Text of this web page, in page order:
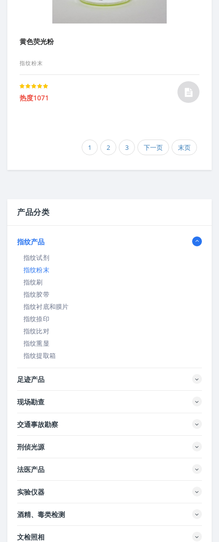
黄色荧光粉
指纹粉末
Rated
5.00out of 5
热度1071
1 2 3 下一页 末页
产品分类
指纹产品
指纹试剂
指纹粉末
指纹刷
指纹胶带
指纹衬底和膜片
指纹捺印
指纹比对
指纹熏显
指纹提取箱
足迹产品
现场勘查
交通事故勘察
刑侦光源
法医产品
实验仪器
酒精、毒类检测
文检照相